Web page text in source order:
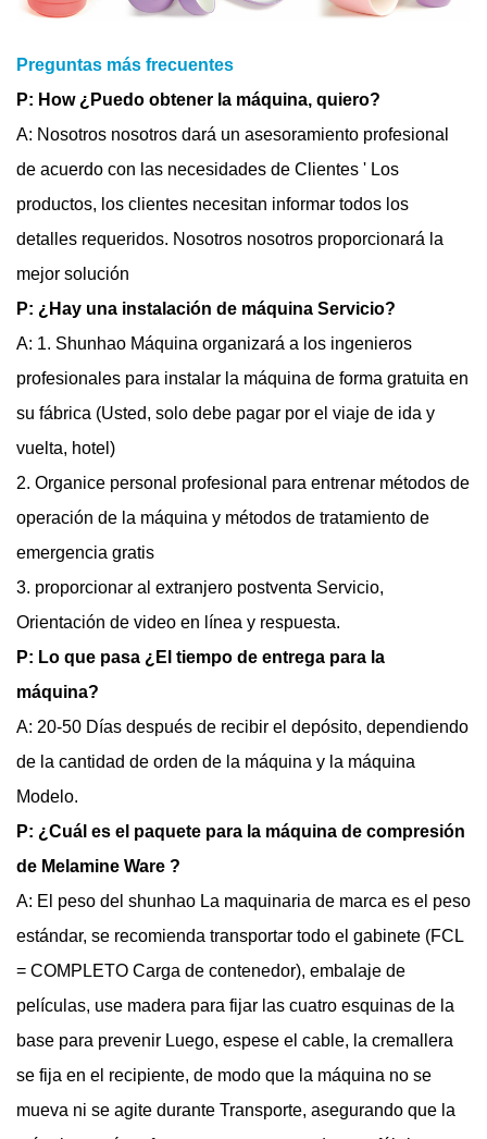
Preguntas más frecuentes
P: How ¿Puedo obtener la máquina, quiero?
A: Nosotros nosotros dará un asesoramiento profesional
de acuerdo con las necesidades de Clientes ' Los
productos, los clientes necesitan informar todos los
detalles requeridos. Nosotros nosotros proporcionará la
mejor solución
P: ¿Hay una instalación de máquina Servicio?
A: 1. Shunhao Máquina organizará a los ingenieros
profesionales para instalar la máquina de forma gratuita en
su fábrica (Usted, solo debe pagar por el viaje de ida y
vuelta, hotel)
2. Organice personal profesional para entrenar métodos de
operación de la máquina y métodos de tratamiento de
emergencia gratis
3. proporcionar al extranjero postventa Servicio,
Orientación de video en línea y respuesta.
P: Lo que pasa ¿El tiempo de entrega para la
máquina?
A: 20-50 Días después de recibir el depósito, dependiendo
de la cantidad de orden de la máquina y la máquina
Modelo.
P: ¿Cuál es el paquete para la máquina de compresión
de Melamine Ware ?
A: El peso del shunhao La maquinaria de marca es el peso
estándar, se recomienda transportar todo el gabinete (FCL
= COMPLETO Carga de contenedor), embalaje de
películas, use madera para fijar las cuatro esquinas de la
base para prevenir Luego, espese el cable, la cremallera
se fija en el recipiente, de modo que la máquina no se
mueva ni se agite durante Transporte, asegurando que la